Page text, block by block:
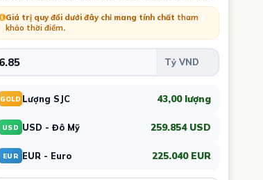
Giá trị quy đổi dưới đây chỉ mang tính chất tham
khảo thời điểm.
GOLD Lượng SJC 43,00 lượng
USD USD - Đô Mỹ 259.854 USD
EUR EUR - Euro 225.040 EUR